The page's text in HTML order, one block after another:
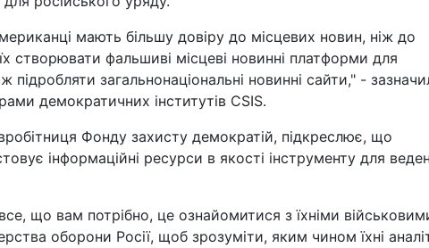
мають більшу довіру до місцевих новин, ніж до
створювати фальшиві місцеві новинні платформи для
загальнонаціональні новинні сайти," -
демократичних інститутів CSIS.
Фонду захисту демократій, підкреслює, що
інформаційні ресурси в якості інструменту для
що вам потрібно, це ознайомитися з їхніми
оборони Росії, щоб зрозуміти, яким чином їхні